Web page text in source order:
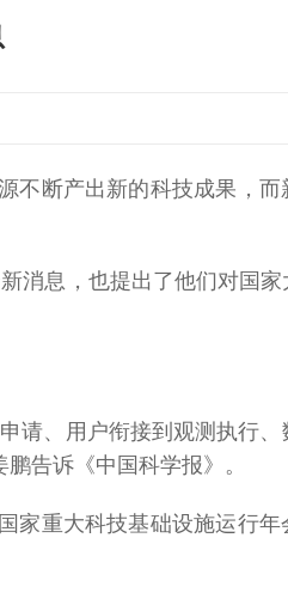
不断产出新的科技成果，而
消息，也提出了他们对国家
请、用户衔接到观测执行
告诉《中国科学报》。
家重大科技基础设施运行